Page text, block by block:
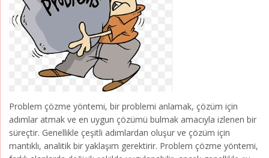
Problem çözme yöntemi, bir problemi anlamak, çözüm için
adımlar atmak ve en uygun çözümü bulmak amacıyla izlenen bir
süreçtir. Genellikle çeşitli adımlardan oluşur ve çözüm için
mantıklı, analitik bir yaklaşım gerektirir. Problem çözme yöntemi,